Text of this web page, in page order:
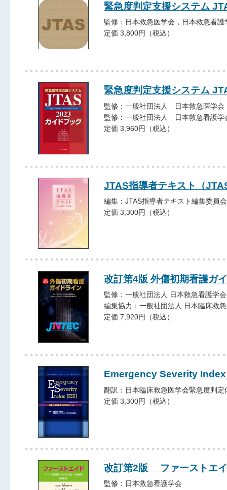
緊急度判定支援システム
監修：日本救急医学会，日本救急看
定価 3,800円（税込）
緊急度判定支援システム
監修：一般社団法人 日本救急医学会
監修：一般社団法人 日本救急看護学
定価 3,960円（税込）
JTAS指導者テキスト（
編集：JTAS指導者テキスト編集委員会
定価 3,300円（税込）
改訂第4版 外傷初期看護
監修：一般社団法人 日本救急看護学会
編集協力：一般社団法人 日本臨床救
定価 7,920円（税込）
Emergency Severity
翻訳：日本臨床救急医学会緊急度判
定価 3,300円（税込）
改訂第2版 ファーストエ
監修：日本救急看護学会